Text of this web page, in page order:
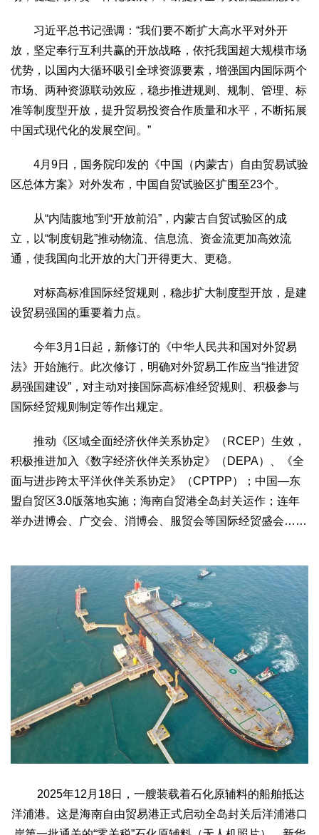
习近平总书记强调：“我们要不断扩大高水平对外开
放，坚定奉行互利共赢的开放战略，依托我国超大规模市场
优势，以国内大循环吸引全球资源要素，增强国内国际两个
市场、两种资源联动效应，稳步推进规则、规制、管理、标
准等制度型开放，提升贸易投资合作质量和水平，不断拓展
中国式现代化的发展空间。”
4月9日，国务院印发的《中国（内蒙古）自由贸易试验
区总体方案》对外发布，中国自贸试验区扩围至23个。
从“内陆腹地”到“开放前沿”，内蒙古自贸试验区的成
立，以“制度钥匙”推动物流、信息流、资金流更加高效流
通，使我国向北开放的大门开得更大、更稳。
对标高标准国际经贸规则，稳步扩大制度型开放，是建
设贸易强国的重要着力点。
今年3月1日起，新修订的《中华人民共和国对外贸易
法》开始施行。此次修订，明确对外贸易工作应当“推进贸
易强国建设”，对主动对接国际高标准经贸规则、积极参与
国际经贸规则制定等作出规定。
推动《区域全面经济伙伴关系协定》（RCEP）生效，
积极推进加入《数字经济伙伴关系协定》（DEPA）、《全
面与进步跨太平洋伙伴关系协定》（CPTPP）；中国—东
盟自贸区3.0版落地实施；海南自贸港全岛封关运作；连年
举办进博会、广交会、消博会、服贸会等国际经贸盛会……
2025年12月18日，一艘装载着石化原辅料的船舶抵达
洋浦港。这是海南自由贸易港正式启动全岛封关后洋浦港口